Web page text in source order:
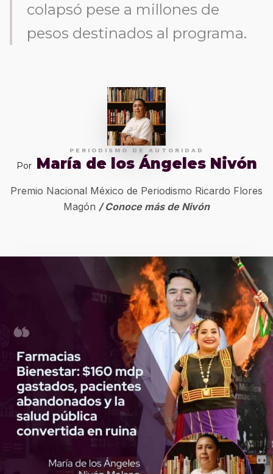
colapsó pese a millones de
pesos destinados al programa.
PERIODISMO DE AUTORIDAD
Por María de los Ángeles Nivón
Premio Nacional México de Periodismo Ricardo Flores
Magón / Conoce más de Nivón